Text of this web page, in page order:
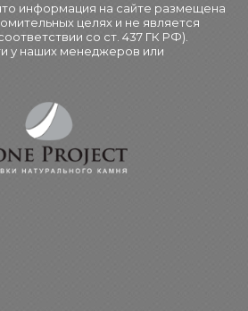
информация на сайте размещена
целях и не является
со ст. 437 ГК РФ).
у наших менеджеров или